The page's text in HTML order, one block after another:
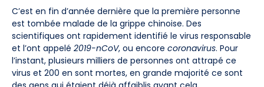
C’est en fin d’année dernière que la première personne
est tombée malade de la grippe chinoise. Des
scientifiques ont rapidement identifié le virus responsable
et l’ont appelé 2019-nCoV, ou encore coronavirus. Pour
l’instant, plusieurs milliers de personnes ont attrapé ce
virus et 200 en sont mortes, en grande majorité ce sont